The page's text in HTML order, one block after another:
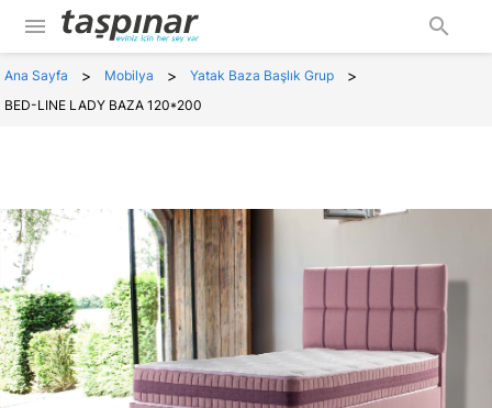
menu search
Ana Sayfa > Mobilya > Yatak Baza Başlık Grup >
BED-LINE LADY BAZA 120*200